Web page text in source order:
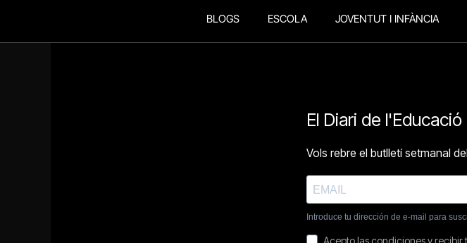
BLOGS ESCOLA JOVENTUT I INFÀNCIA